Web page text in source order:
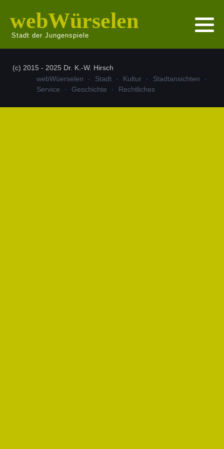
webWürselen
Stadt der Jungenspiele
(c) 2015 - 2025 Dr. K.-W. Hirsch
webWüerselen
Stadt Kultur
Stadtansichten
Service
Geschichte Rechtliches